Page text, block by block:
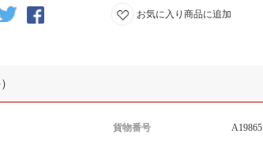
お気に入り商品に追加
貨物番号 A19865